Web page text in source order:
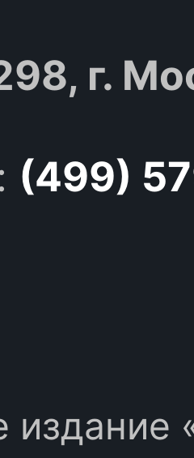
г.
(499)
издание